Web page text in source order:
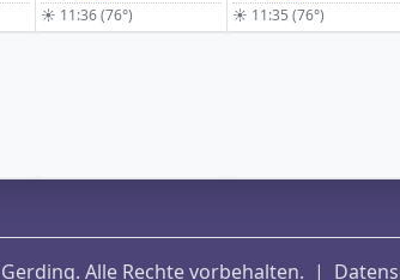
☀ 11:36 (76°) ☀ 11:35 (76°)
Alle Rechte vorbehalten. |